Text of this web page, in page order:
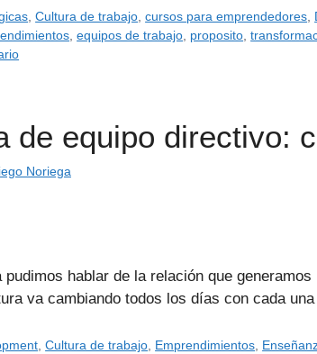
,Cultura de trabajo ,cursos para emprendedores
,equipos de trabajo proposito ,
de equipo directivo:
Noriega
pudimos hablar de la relación que
va cambiando todos los días con cada
,Cultura de trabajo, Emprendimientos,